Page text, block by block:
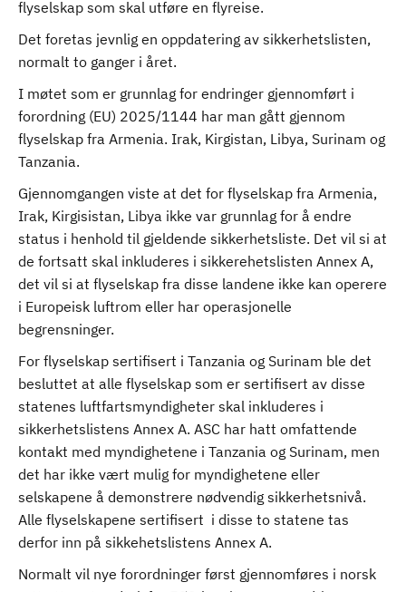
flyselskap som skal utføre en flyreise.
Det foretas jevnlig en oppdatering av sikkerhetslisten,
normalt to ganger i året.
I møtet som er grunnlag for endringer gjennomført i
forordning (EU) 2025/1144 har man gått gjennom
flyselskap fra Armenia. Irak, Kirgistan, Libya, Surinam og
Tanzania.
Gjennomgangen viste at det for flyselskap fra Armenia,
Irak, Kirgisistan, Libya ikke var grunnlag for å endre
status i henhold til gjeldende sikkerhetsliste. Det vil si at
de fortsatt skal inkluderes i sikkerehetslisten Annex A,
det vil si at flyselskap fra disse landene ikke kan operere
i Europeisk luftrom eller har operasjonelle
begrensninger.
For flyselskap sertifisert i Tanzania og Surinam ble det
besluttet at alle flyselskap som er sertifisert av disse
statenes luftfartsmyndigheter skal inkluderes i
sikkerhetslistens Annex A. ASC har hatt omfattende
kontakt med myndighetene i Tanzania og Surinam, men
det har ikke vært mulig for myndighetene eller
selskapene å demonstrere nødvendig sikkerhetsnivå.
Alle flyselskapene sertifisert i disse to statene tas
derfor inn på sikkehetslistens Annex A.
Normalt vil nye forordninger først gjennomføres i norsk